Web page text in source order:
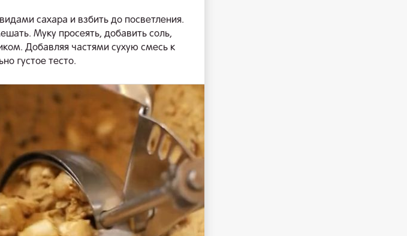
сахара и взбить до посветления.
Муку просеять, добавить соль,
Добавляя частями сухую смесь к
густое тесто.